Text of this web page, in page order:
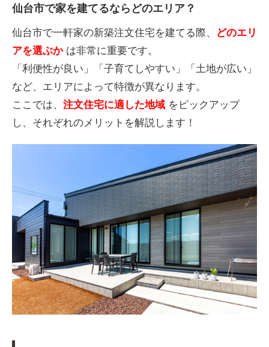
仙台市で家を建てるならどのエリア？
仙台市で一軒家の新築注文住宅を建てる際、
どのエリ
アを選ぶかは非常に重要です。
「利便性が良い」「子育てしやすい」「土地が広い」
など、エリアによって特徴が異なります。
ここでは、 注文住宅に適した地域 をピックアップ
し、それぞれのメリットを解説します！